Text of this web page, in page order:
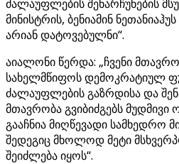
ძალაუფლების შენარჩუნების
მინისტრის, ბენიამინ
არიან დატოვებულნი“.
აიალონი წერდა: „ჩვენი
სახელმწიფოს დემოკრატიულ
ძალაუფლების გაზრდისა და
მთავრობა გვიბიძგებს
გააჩნია მიღწევადი სამხედრო
შედეგიც მხოლოდ მეტი
შეიძლება იყოს“.